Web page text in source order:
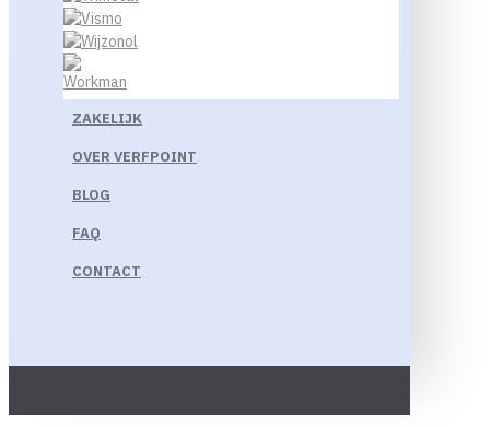
ZAKELIJK
OVER VERFPOINT
BLOG
FAQ
CONTACT